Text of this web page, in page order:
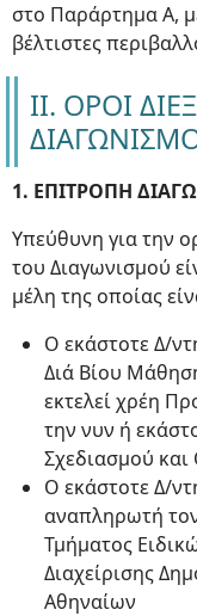
στο Παράρτημα Α,
βέλτιστες
ΙΙ. ΟΡΟΙ
1. ΕΠΙΤΡΟΠΗ
Υπεύθυνη για την
του Διαγωνισμού
μέλη της οποίας
Ο εκάστοτε Δ/
Διά Βίου
εκτελεί χρέη
την νυν ή
Σχεδιασμού
Ο εκάστοτε Δ/
αναπληρωτή
Τμήματος
Διαχείρισης
Αθηναίων